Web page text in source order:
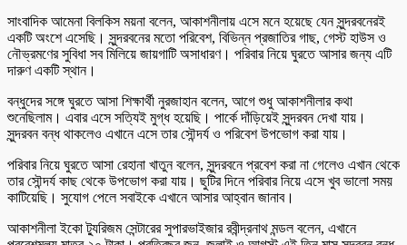
সাংবাদিক আমেনা বিলকিস ময়না বলেন, আকাশনীলায় এসে মনে হয়েছে যেন সুন্দরবনেরই
একটি অংশে এসেছি। সুন্দরবনের মতো পরিবেশ, বিভিন্ন প্রজাতির গাছ, গেস্ট হাউস ও
নৌভ্রমণের সুবিধা সব মিলিয়ে জায়গাটি অসাধারণ। পরিবার নিয়ে ঘুরতে আসার জন্য এটি
দারুণ একটি স্থান।
বন্ধুদের সঙ্গে ঘুরতে আসা শিক্ষার্থী নুরজাহান বলেন, আগে শুধু আকাশনীলার কথা
শুনেছিলাম। এবার এসে সত্যিই মুগ্ধ হয়েছি। পার্কে দাঁড়িয়েই সুন্দরবন দেখা যায়।
সুন্দরবন বন্ধ থাকলেও এখানে এসে তার সৌন্দর্য ও পরিবেশ উপভোগ করা যায়।
পরিবার নিয়ে ঘুরতে আসা রেহানা খাতুন বলেন, সুন্দরবনে প্রবেশ করা না গেলেও এখান থেকে
তার সৌন্দর্য কাছ থেকে উপভোগ করা যায়। ছুটির দিনে পরিবার নিয়ে এসে খুব ভালো সময়
কাটিয়েছি। সুযোগ পেলে সবাইকে এখানে আসার আহ্বান জানাব।
আকাশনীলা ইকো ট্যুরিজম সেন্টারের সুপারভাইজার রবীন্দ্রনাথ মন্ডল বলেন, এখানে